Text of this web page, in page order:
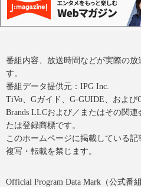
番組内容、放送時間などが実際の
す。
番組データ提供元：IPG Inc.
TiVo、Gガイド、G-GUIDE、およ
Brands LLCおよび／またはその関
たは登録商標です。
このホームページに掲載している
複写・転載を禁じます。
Official Program Data Mark（公式番